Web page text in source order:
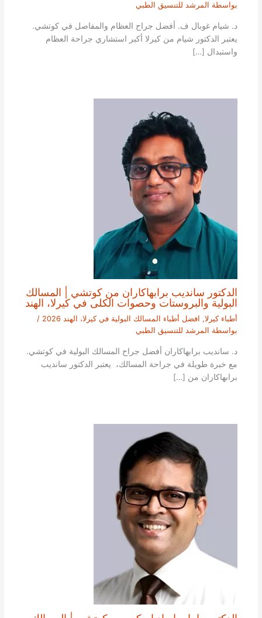
بواسطة المرشد للتنسيق الطبي
د. شيام غوبال ف. أفضل جراح العظام والمفاصل في كوتشي.
يعتبر الدكتور شيام من كيرلا أكبر استشاري جراحة العظام
واستبدال […]
الدكتور سانديب برابهاكاران من كوتشي | المسالك
البولية والبروستات وحصوات الكلى في كيرلا، الهند
أطباء كيرلا, افضل أطباء المسالك البولية في كيرلا، الهند 2026
/
بواسطة المرشد للتنسيق الطبي
د. سانديب برابهاكاران أفضل جراح المسالك البولية في كوتشي.
مع خبرة طويلة في جراحة المسالك، يعتبر الدكتور سانديب
برابهاكاران من […]